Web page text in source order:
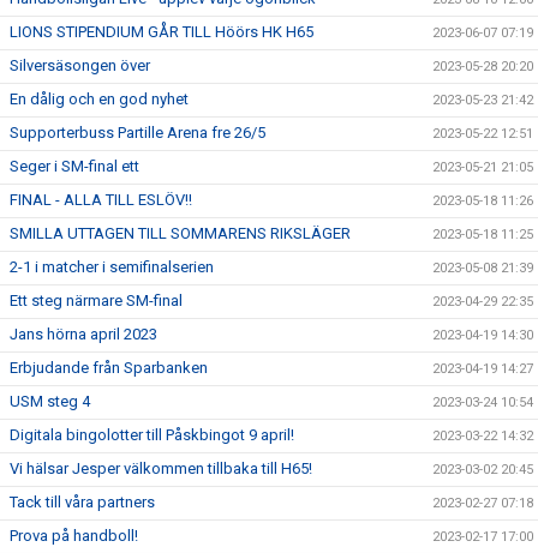
LIONS STIPENDIUM GÅR TILL Höörs HK H65 2023-06-07 07:19
Silversäsongen över 2023-05-28 20:20
En dålig och en god nyhet 2023-05-23 21:42
Supporterbuss Partille Arena fre 26/5 2023-05-22 12:51
Seger i SM-final ett 2023-05-21 21:05
FINAL - ALLA TILL ESLÖV!! 2023-05-18 11:26
SMILLA UTTAGEN TILL SOMMARENS RIKSLÄGER 2023-05-18 11:25
2-1 i matcher i semifinalserien 2023-05-08 21:39
Ett steg närmare SM-final 2023-04-29 22:35
Jans hörna april 2023 2023-04-19 14:30
Erbjudande från Sparbanken 2023-04-19 14:27
USM steg 4 2023-03-24 10:54
Digitala bingolotter till Påskbingot 9 april! 2023-03-22 14:32
Vi hälsar Jesper välkommen tillbaka till H65! 2023-03-02 20:45
Tack till våra partners 2023-02-27 07:18
Prova på handboll! 2023-02-17 17:00